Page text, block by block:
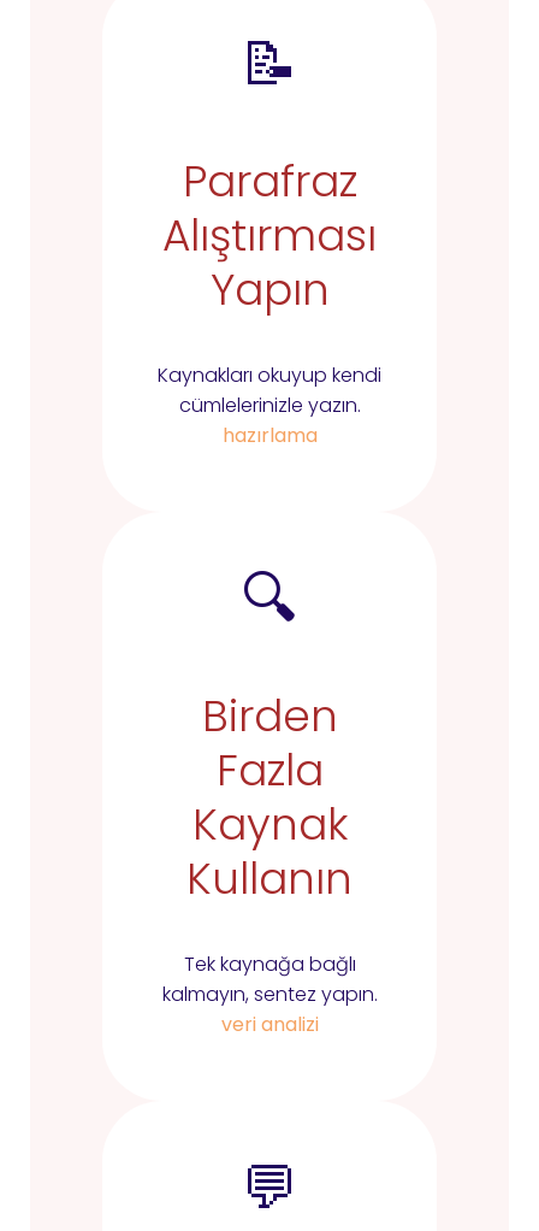
📝
Parafraz
Alıştırması
Yapın
Kaynakları okuyup kendi
cümlelerinizle yazın.
hazırlama
🔍
Birden
Fazla
Kaynak
Kullanın
Tek kaynağa bağlı
kalmayın, sentez yapın.
veri analizi
💬